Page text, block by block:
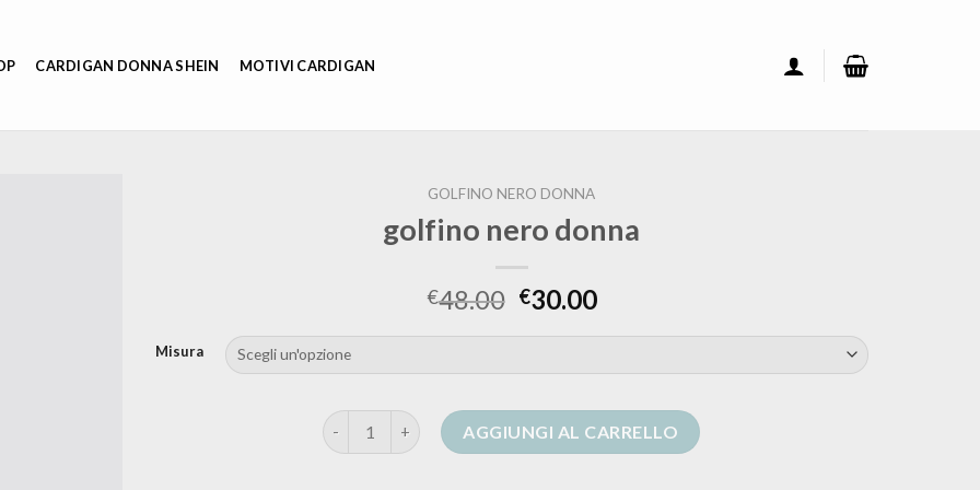
CARDIGAN DONNA SHEIN MOTIVI CARDIGAN
GOLFINO NERO DONNA
golfino nero donna
€48.00 €30.00
Misura
golfino nero donna quantitàAGGIUNGI AL CARRELLO